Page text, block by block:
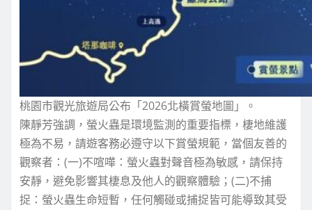
桃園市觀光旅遊局公布「2026北橫賞螢地圖」。
陳靜芳強調，螢火蟲是環境監測的重要指標，棲地維護
極為不易，請遊客務必遵守以下賞螢規範，當個友善的
觀察者：(一)不喧嘩：螢火蟲對聲音極為敏感，請保持
安靜，避免影響其棲息及他人的觀察體驗；(二)不捕
捉：螢火蟲生命短暫，任何觸碰或捕捉皆可能導致其受